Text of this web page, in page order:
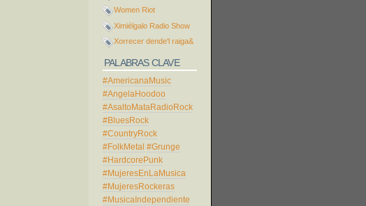
Women Riot
Ximiélgalo Radio Show
Xorrecer dende'l raiga&
PALABRAS CLAVE
#AmericanaMusic
#AngelaHoodoo
#AsaltoMataRadioRock
#BluesRock
#CountryRock
#FolkMetal #Grunge
#HardcorePunk
#MujeresEnLaMusica
#MujeresRockeras
#MusicaIndependiente